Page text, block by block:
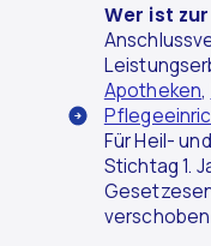
Wer ist
Apotheken,
Für Heil-
Stichtag 1.